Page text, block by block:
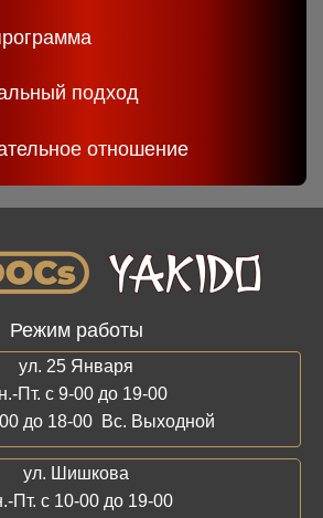
подход
отношение
Режим работы
ул. 25 Января
Пт. с 9-00 до 19-00
до 18-00 Вс. Выходной
ул. Шишкова
Пт. с 10-00 до 19-00